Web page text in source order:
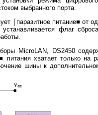
выбранного порта.
⌠паразитное питание■ от
флаг
MicroLAN, DS2450
хватает только на
шины к